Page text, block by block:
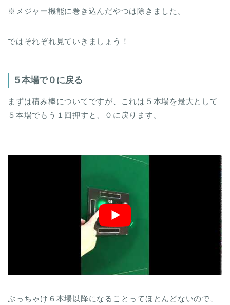
※メジャー機能に巻き込んだやつは除きました。
ではそれぞれ見ていきましょう！
５本場で０に戻る
まずは積み棒についてですが、これは５本場を最大として
５本場でもう１回押すと、０に戻ります。
ぶっちゃけ６本場以降になることってほとんどないので、